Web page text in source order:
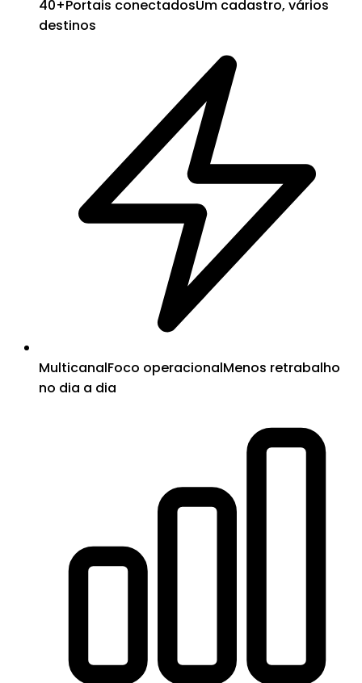
40+Portais conectadosUm cadastro, vários
destinos
MulticanalFoco operacionalMenos retrabalho
no dia a dia